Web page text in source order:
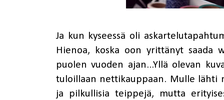
Ja kun kyseessä oli
Hienoa, koska oon yrittänyt saada
puolen vuoden ajan...Yllä olevan
tuloillaan nettikauppaan. Mulle lähti
ja pilkullisia teippejä, mutta